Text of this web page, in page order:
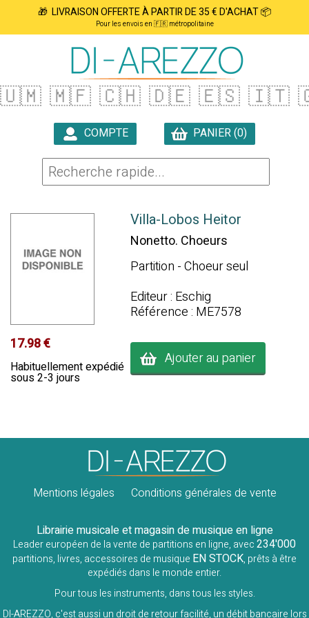
🎁 LIVRAISON OFFERTE À PARTIR DE 35 € D'ACHAT 📦
Pour les envois en 🇫🇷 métropolitaine
🇺🇲 🇲🇫 🇨🇭 🇩🇪 🇪🇸 🇮🇹
COMPTE
PANIER (0)
17.98 €
Habituellement expédié
sous 2-3 jours
Villa-Lobos Heitor
Nonetto. Choeurs
Partition - Choeur seul
Editeur : Eschig
Référence : ME7578
Ajouter au panier
Mentions légales Conditions générales de vente
Librairie musicale et magasin de musique en ligne
Leader européen de la vente de partitions en ligne, avec234'000
partitions, livres, accessoires de musique EN STOCK, prêts à être
expédiés dans le monde entier.
Pour tous les instruments, dans tous les styles.
DI-AREZZO, c'est aussi un droit de retour facilité, un débit bancaire lors